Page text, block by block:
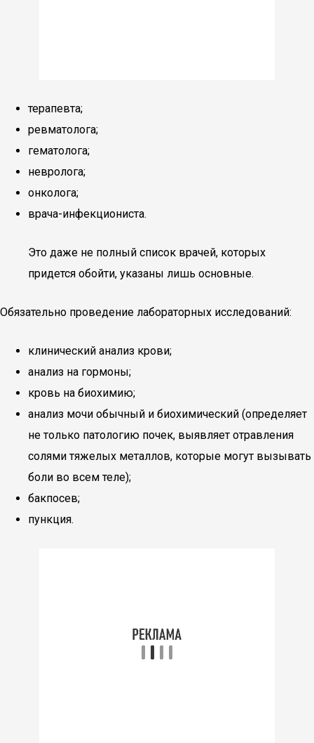
терапевта;
ревматолога;
гематолога;
невролога;
онколога;
врача-инфекциониста.
Это даже не полный список врачей, которых
придется обойти, указаны лишь основные.
Обязательно проведение лабораторных исследований:
клинический анализ крови;
анализ на гормоны;
кровь на биохимию;
анализ мочи обычный и биохимический (определяет
не только патологию почек, выявляет отравления
солями тяжелых металлов, которые могут вызывать
боли во всем теле);
бакпосев;
пункция.